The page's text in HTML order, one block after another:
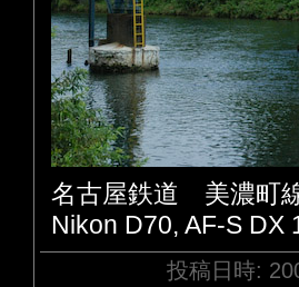
名古屋鉄道 美濃町
Nikon D70, AF-S DX
投稿日時: